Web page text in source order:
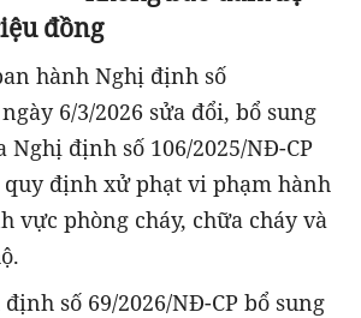
đồng
hành Nghị định số
ngày 6/3/2026 sửa đổi, bổ sung
Nghị định số 106/2025/NĐ-CP
quy định xử phạt vi phạm hành
vực phòng cháy, chữa cháy và
số 69/2026/NĐ-CP bổ sung